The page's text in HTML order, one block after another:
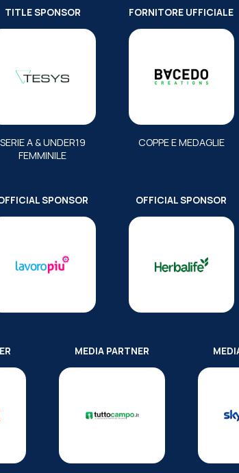
TITLE SPONSOR
SERIE A & UNDER19
FEMMINILE
FORNITORE UFFICIALE
COPPE E MEDAGLIE
SPONSOR OFFICIAL SPONSOR
MEDIA PARTNER